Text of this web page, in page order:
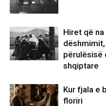
Hiret që
përulësisë
shqiptare
Kur fjala e
floriri